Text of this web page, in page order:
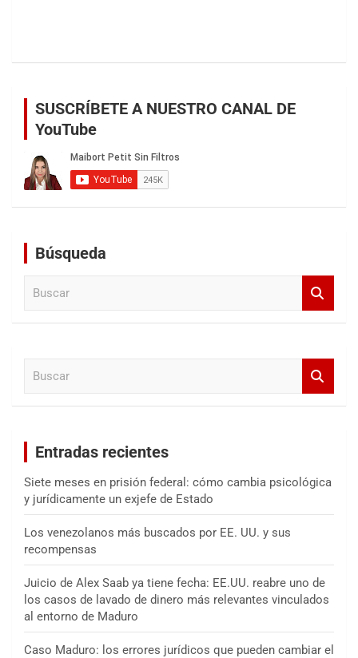
SUSCRÍBETE A NUESTRO CANAL DE
YouTube
Búsqueda
Entradas recientes
Siete meses en prisión federal: cómo cambia psicológica
y jurídicamente un exjefe de Estado
Los venezolanos más buscados por EE. UU. y sus
recompensas
Juicio de Alex Saab ya tiene fecha: EE.UU. reabre uno de
los casos de lavado de dinero más relevantes vinculados
al entorno de Maduro
Caso Maduro: los errores jurídicos que pueden cambiar el